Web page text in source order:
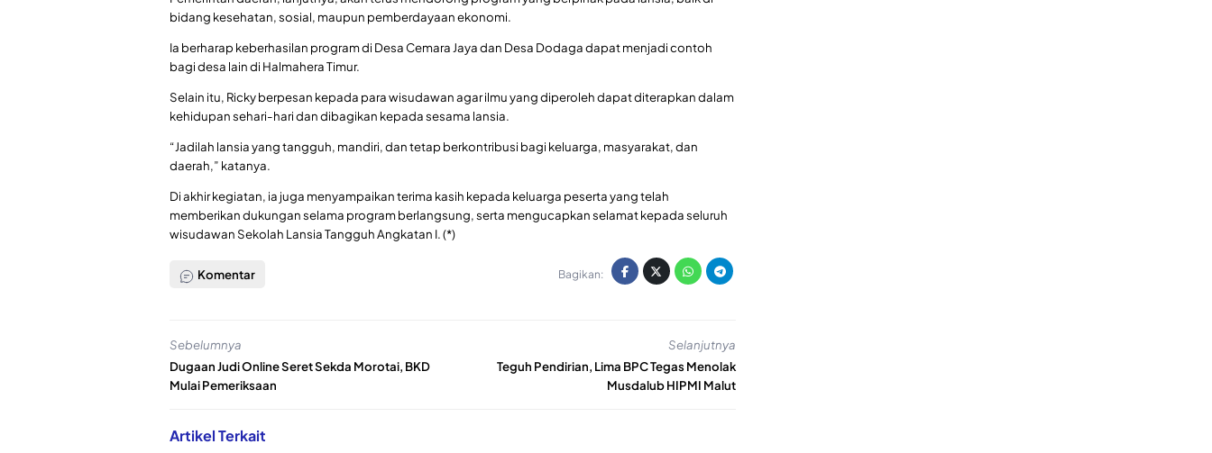
bidang kesehatan, sosial, maupun pemberdayaan ekonomi.
Ia berharap keberhasilan program di Desa Cemara Jaya dan Desa Dodaga dapat menjadi contoh
bagi desa lain di Halmahera Timur.
Selain itu, Ricky berpesan kepada para wisudawan agar ilmu yang diperoleh dapat diterapkan dalam
kehidupan sehari-hari dan dibagikan kepada sesama lansia.
“Jadilah lansia yang tangguh, mandiri, dan tetap berkontribusi bagi keluarga, masyarakat, dan
daerah,” katanya.
Di akhir kegiatan, ia juga menyampaikan terima kasih kepada keluarga peserta yang telah
memberikan dukungan selama program berlangsung, serta mengucapkan selamat kepada seluruh
wisudawan Sekolah Lansia Tangguh Angkatan I. (*)
Komentar Bagikan:
Sebelumnya
Dugaan Judi Online Seret Sekda Morotai, BKD
Mulai Pemeriksaan
Selanjutnya
Teguh Pendirian, Lima BPC Tegas Menolak
Musdalub HIPMI Malut
Artikel Terkait